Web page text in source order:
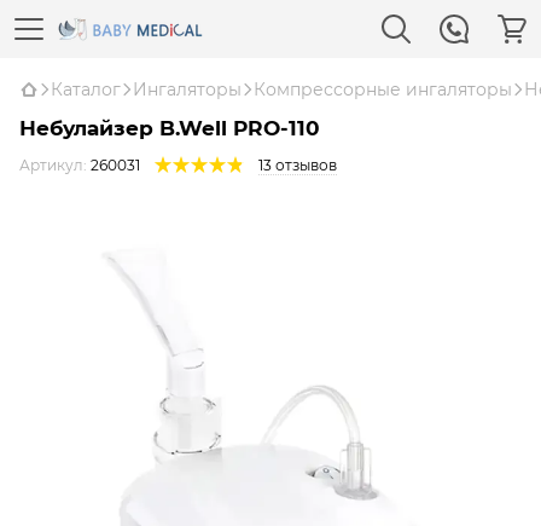
Каталог Ингаляторы Компрессорные ингаляторы
Небулайзер B.Well PRO-110
Артикул: 260031 13 отзывов